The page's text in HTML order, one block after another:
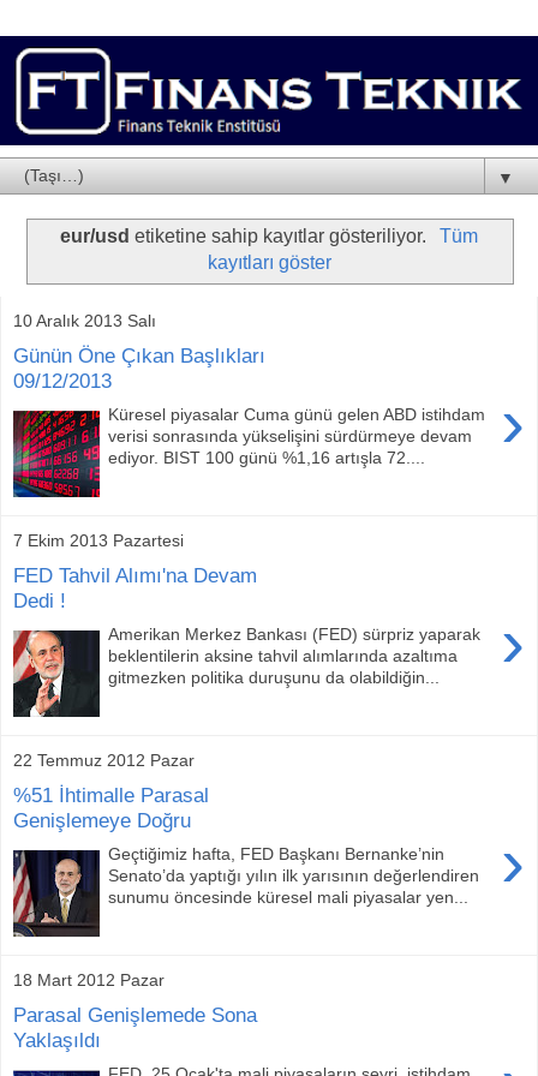
▼
eur/usd etiketine sahip kayıtlar gösteriliyor.
Tüm
kayıtları göster
10 Aralık 2013 Salı
Günün Öne Çıkan Başlıkları
09/12/2013
›
Küresel piyasalar Cuma günü gelen ABD istihdam
verisi sonrasında yükselişini sürdürmeye devam
ediyor. BIST 100 günü %1,16 artışla 72....
7 Ekim 2013 Pazartesi
FED Tahvil Alımı'na Devam
Dedi !
›
Amerikan Merkez Bankası (FED) sürpriz yaparak
beklentilerin aksine tahvil alımlarında azaltıma
gitmezken politika duruşunu da olabildiğin...
22 Temmuz 2012 Pazar
%51 İhtimalle Parasal
Genişlemeye Doğru
›
Geçtiğimiz hafta, FED Başkanı Bernanke’nin
Senato’da yaptığı yılın ilk yarısının değerlendiren
sunumu öncesinde küresel mali piyasalar yen...
18 Mart 2012 Pazar
Parasal Genişlemede Sona
Yaklaşıldı